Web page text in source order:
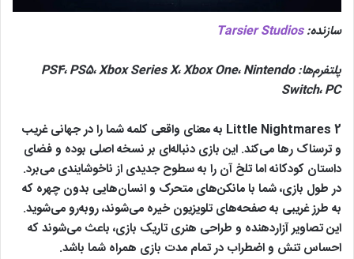
سازنده:Tarsier Studios
پلتفرم‌ها:
PS4،PS5،Xbox Series X،Xbox One،Nintendo
Switch،PC
Little Nightmares 2 به معنای واقعی کلمه شما را در جهانی غریب
و ترسناک رها می‌کند. این بازی دنباله‌ای بر نسخه اصلی بوده و فضای
داستان کودکانه اما تلخ آن را به سطوح جدیدی از ناخوشایندی می‌برد.
در طول بازی، شما با مانکن‌های متحرک و انسان‌هایی بدون چهره که
به طرز غریبی به صفحه‌های تلویزیون خیره می‌شوند، روبه‌رو می‌شوید.
این تصاویر آزاردهنده و طراحی هنری تاریک بازی، باعث می‌شوند که
احساس تنش و اضطراب در تمام مدت بازی همراه شما باشد.